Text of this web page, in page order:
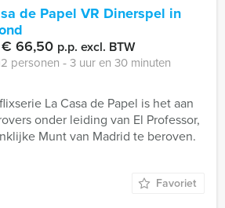
de Papel VR Dinerspel in
66,50 p.p. excl. BTW
personen ‐ 3 uur en 30 minuten
La Casa de Papel is het aan
onder leiding van El Professor,
Munt van Madrid te beroven.
Favoriet